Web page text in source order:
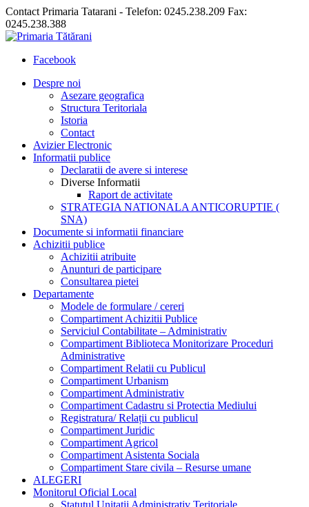
Contact Primaria Tatarani - Telefon: 0245.238.209 Fax:
0245.238.388
Facebook
Despre noi
Asezare geografica
Structura Teritoriala
Istoria
Contact
Avizier Electronic
Informatii publice
Declaratii de avere si interese
Diverse Informatii
Raport de activitate
STRATEGIA NATIONALA ANTICORUPTIE (
SNA)
Documente si informatii financiare
Achizitii publice
Achizitii atribuite
Anunturi de participare
Consultarea pietei
Departamente
Modele de formulare / cereri
Compartiment Achizitii Publice
Serviciul Contabilitate – Administrativ
Compartiment Biblioteca Monitorizare Proceduri
Administrative
Compartiment Relatii cu Publicul
Compartiment Urbanism
Compartiment Administrativ
Compartiment Cadastru si Protectia Mediului
Registratura/ Relații cu publicul
Compartiment Juridic
Compartiment Agricol
Compartiment Asistenta Sociala
Compartiment Stare civila – Resurse umane
ALEGERI
Monitorul Oficial Local
Statutul Unitatii Administrativ Teritoriale